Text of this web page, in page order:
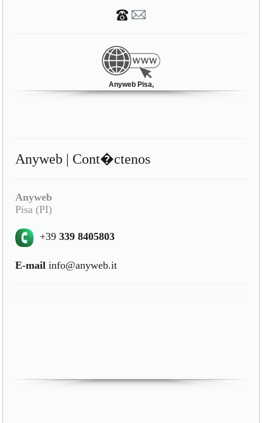
Anyweb Pisa,
Anyweb | Cont�ctenos
Anyweb
Pisa (PI)
+39339 8405803
E-mail info@anyweb.it